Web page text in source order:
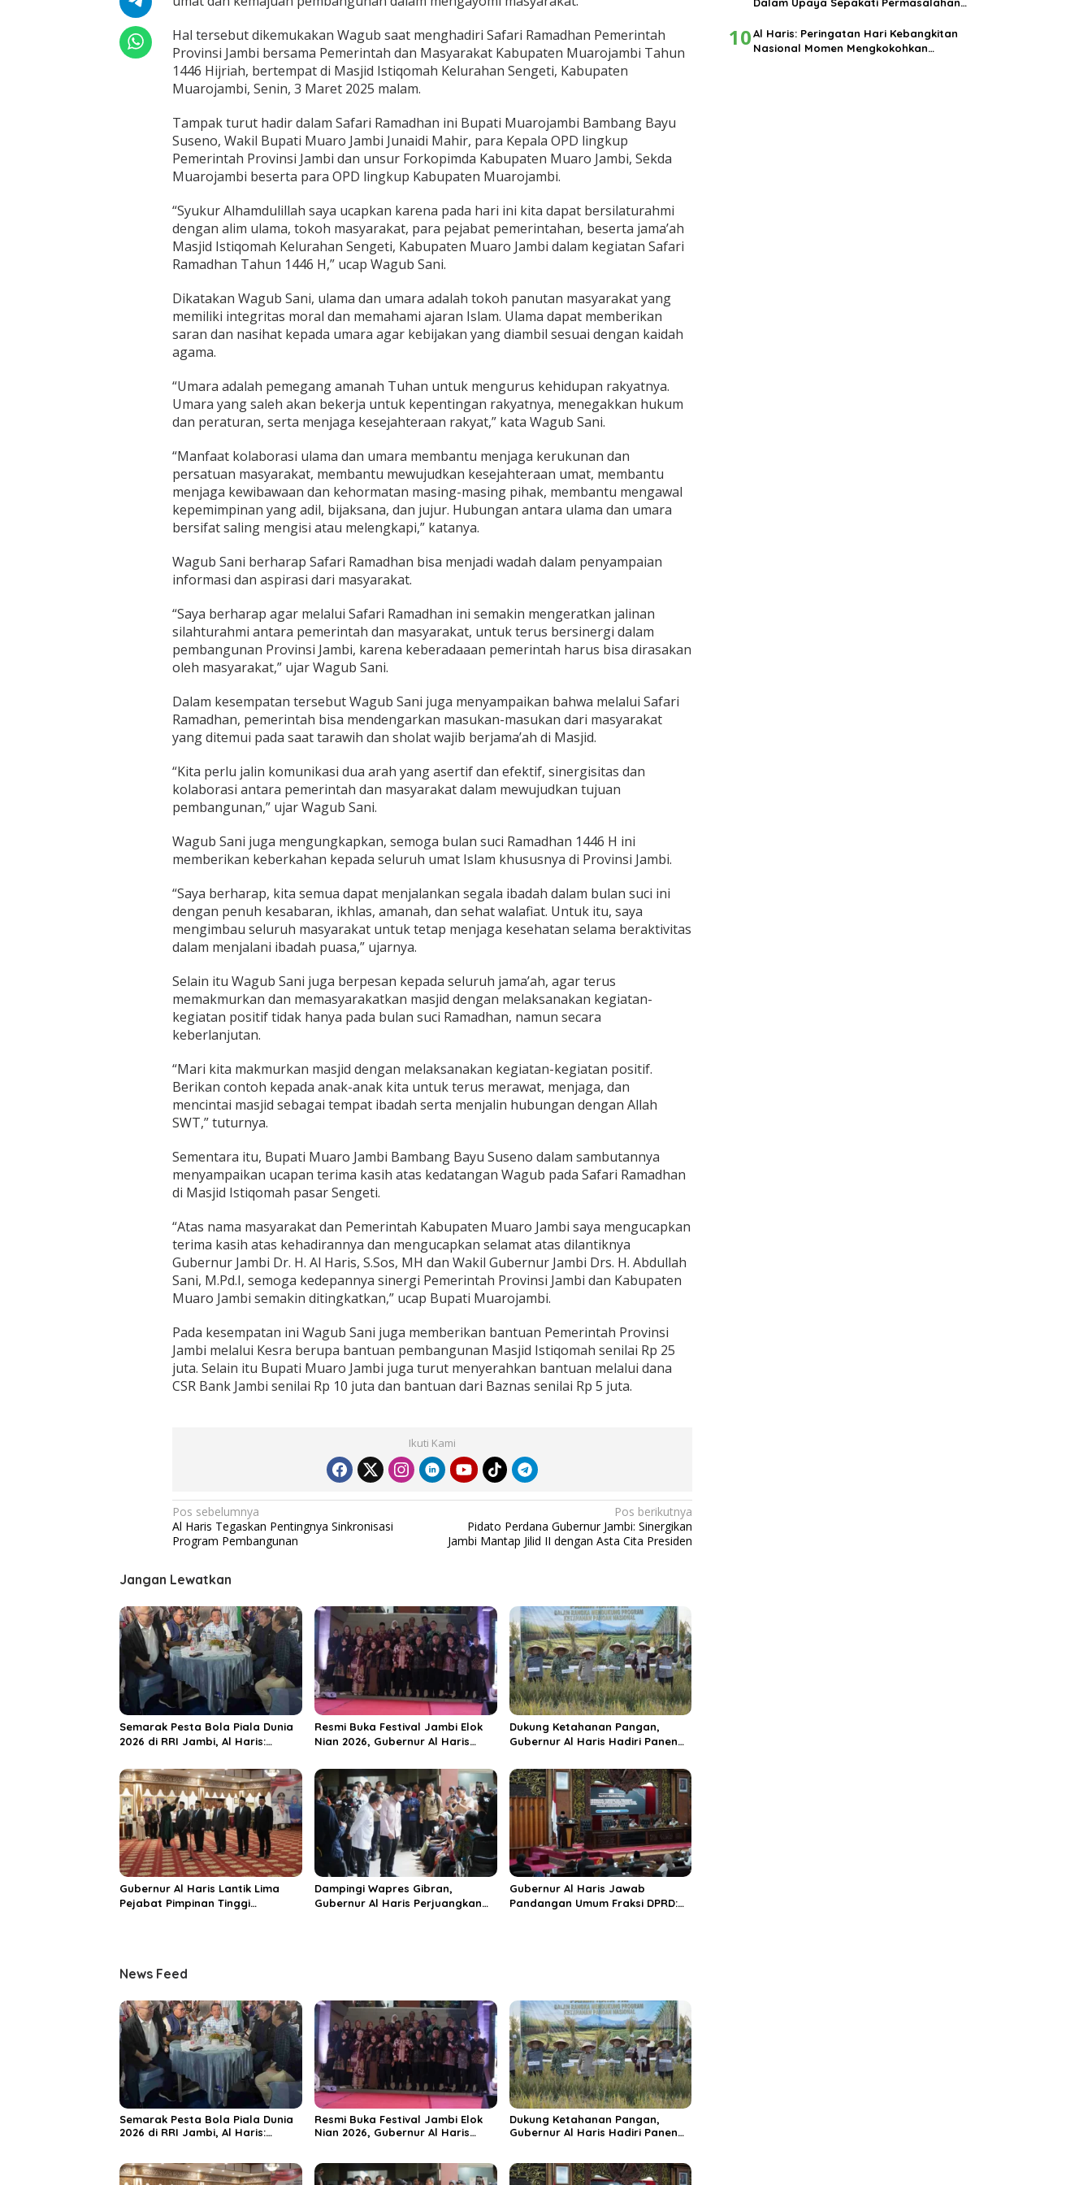
a
a
n
U
m
a
a
D
a
p
a
J
a
g
a
K
r
u
k
u
n
d
a
n
e
r
s
a
u
n
M
y
a
r
a
t
Hal tersebut dikemukakan Wagub saat menghadiri Safari Ramadhan Pemerintah
Provinsi Jambi bersama Pemerintah dan Masyarakat Kabupaten Muarojambi Tahun
1446 Hijriah, bertempat di Masjid Istiqomah Kelurahan Sengeti, Kabupaten
Muarojambi, Senin, 3 Maret 2025 malam.
Tampak turut hadir dalam Safari Ramadhan ini Bupati Muarojambi Bambang Bayu
Suseno, Wakil Bupati Muaro Jambi Junaidi Mahir, para Kepala OPD lingkup
Pemerintah Provinsi Jambi dan unsur Forkopimda Kabupaten Muaro Jambi, Sekda
Muarojambi beserta para OPD lingkup Kabupaten Muarojambi.
“Syukur Alhamdulillah saya ucapkan karena pada hari ini kita dapat bersilaturahmi
dengan alim ulama, tokoh masyarakat, para pejabat pemerintahan, beserta jama’ah
Masjid Istiqomah Kelurahan Sengeti, Kabupaten Muaro Jambi dalam kegiatan Safari
Ramadhan Tahun 1446 H,” ucap Wagub Sani.
Dikatakan Wagub Sani, ulama dan umara adalah tokoh panutan masyarakat yang
memiliki integritas moral dan memahami ajaran Islam. Ulama dapat memberikan
saran dan nasihat kepada umara agar kebijakan yang diambil sesuai dengan kaidah
agama.
“Umara adalah pemegang amanah Tuhan untuk mengurus kehidupan rakyatnya.
Umara yang saleh akan bekerja untuk kepentingan rakyatnya, menegakkan hukum
dan peraturan, serta menjaga kesejahteraan rakyat,” kata Wagub Sani.
“Manfaat kolaborasi ulama dan umara membantu menjaga kerukunan dan
persatuan masyarakat, membantu mewujudkan kesejahteraan umat, membantu
menjaga kewibawaan dan kehormatan masing-masing pihak, membantu mengawal
kepemimpinan yang adil, bijaksana, dan jujur. Hubungan antara ulama dan umara
bersifat saling mengisi atau melengkapi,” katanya.
Wagub Sani berharap Safari Ramadhan bisa menjadi wadah dalam penyampaian
informasi dan aspirasi dari masyarakat.
“Saya berharap agar melalui Safari Ramadhan ini semakin mengeratkan jalinan
silahturahmi antara pemerintah dan masyarakat, untuk terus bersinergi dalam
pembangunan Provinsi Jambi, karena keberadaaan pemerintah harus bisa dirasakan
oleh masyarakat,” ujar Wagub Sani.
Dalam kesempatan tersebut Wagub Sani juga menyampaikan bahwa melalui Safari
Ramadhan, pemerintah bisa mendengarkan masukan-masukan dari masyarakat
yang ditemui pada saat tarawih dan sholat wajib berjama’ah di Masjid.
“Kita perlu jalin komunikasi dua arah yang asertif dan efektif, sinergisitas dan
kolaborasi antara pemerintah dan masyarakat dalam mewujudkan tujuan
pembangunan,” ujar Wagub Sani.
Wagub Sani juga mengungkapkan, semoga bulan suci Ramadhan 1446 H ini
memberikan keberkahan kepada seluruh umat Islam khususnya di Provinsi Jambi.
“Saya berharap, kita semua dapat menjalankan segala ibadah dalam bulan suci ini
dengan penuh kesabaran, ikhlas, amanah, dan sehat walafiat. Untuk itu, saya
mengimbau seluruh masyarakat untuk tetap menjaga kesehatan selama beraktivitas
dalam menjalani ibadah puasa,” ujarnya.
Selain itu Wagub Sani juga berpesan kepada seluruh jama’ah, agar terus
memakmurkan dan memasyarakatkan masjid dengan melaksanakan kegiatan-
kegiatan positif tidak hanya pada bulan suci Ramadhan, namun secara
keberlanjutan.
“Mari kita makmurkan masjid dengan melaksanakan kegiatan-kegiatan positif.
Berikan contoh kepada anak-anak kita untuk terus merawat, menjaga, dan
mencintai masjid sebagai tempat ibadah serta menjalin hubungan dengan Allah
SWT,” tuturnya.
Sementara itu, Bupati Muaro Jambi Bambang Bayu Suseno dalam sambutannya
menyampaikan ucapan terima kasih atas kedatangan Wagub pada Safari Ramadhan
di Masjid Istiqomah pasar Sengeti.
“Atas nama masyarakat dan Pemerintah Kabupaten Muaro Jambi saya mengucapkan
terima kasih atas kehadirannya dan mengucapkan selamat atas dilantiknya
Gubernur Jambi Dr. H. Al Haris, S.Sos, MH dan Wakil Gubernur Jambi Drs. H. Abdullah
Sani, M.Pd.I, semoga kedepannya sinergi Pemerintah Provinsi Jambi dan Kabupaten
Muaro Jambi semakin ditingkatkan,” ucap Bupati Muarojambi.
Pada kesempatan ini Wagub Sani juga memberikan bantuan Pemerintah Provinsi
Jambi melalui Kesra berupa bantuan pembangunan Masjid Istiqomah senilai Rp 25
juta. Selain itu Bupati Muaro Jambi juga turut menyerahkan bantuan melalui dana
CSR Bank Jambi senilai Rp 10 juta dan bantuan dari Baznas senilai Rp 5 juta.
Ikuti Kami
N
a
i
g
a
s
i
p
o
s
Pos sebelumnya
Al Haris Tegaskan Pentingnya Sinkronisasi
Program Pembangunan
Pos berikutnya
Pidato Perdana Gubernur Jambi: Sinergikan
Jambi Mantap Jilid II dengan Asta Cita Presiden
Jangan Lewatkan
Semarak Pesta Bola Piala Dunia
2026 di RRI Jambi, Al Haris:
Rakyat
Resmi Buka Festival Jambi Elok
Nian 2026, Gubernur Al Haris
Destinasi Wisata Budaya
Unggulan
Dukung Ketahanan Pangan,
Gubernur Al Haris Hadiri Panen
Tanjungjabung Timur
Gubernur Al Haris Lantik Lima
Pejabat Pimpinan Tinggi
Dampingi Wapres Gibran,
Gubernur Al Haris Perjuangkan
Gubernur Al Haris Jawab
Pandangan Umum Fraksi DPRD:
News Feed
Semarak Pesta Bola Piala Dunia
2026 di RRI Jambi, Al Haris:
Resmi Buka Festival Jambi Elok
Nian 2026, Gubernur Al Haris
Unggulan
Dukung Ketahanan Pangan,
Gubernur Al Haris Hadiri Panen
Dalam Upaya Sepakati Permasalahan
10Al Haris: Peringatan Hari Kebangkitan
Nasional Momen Mengkokohkan